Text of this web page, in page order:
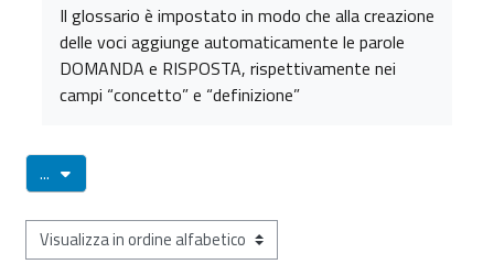
Il glossario è impostato in modo che alla creazione
delle voci aggiunge automaticamente le parole
DOMANDA e RISPOSTA, rispettivamente nei
campi “concetto” e “definizione”
... Esporta voci
Sfoglia il glossario usando questo indice